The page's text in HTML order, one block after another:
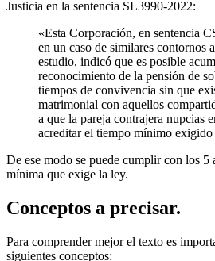
Justicia en la sentencia SL3990-2022:
«Esta Corporación, en sentencia
en un caso de similares contornos
estudio, indicó que es posible
reconocimiento de la pensión de
tiempos de convivencia sin que
matrimonial con aquellos
a que la pareja contrajera nupcias
acreditar el tiempo mínimo
De ese modo se puede cumplir con los 5
mínima que exige la ley.
Conceptos a precisar.
Para comprender mejor el texto es
siguientes conceptos: